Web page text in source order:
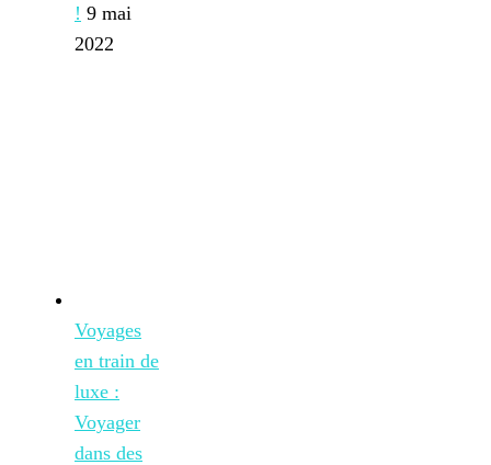
! 9 mai
2022
Voyages
en train de
luxe :
Voyager
dans des